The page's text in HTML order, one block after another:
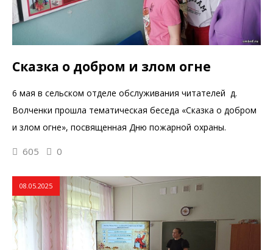
Сказка о добром и злом огне
6 мая в сельском отделе обслуживания читателей д.
Волченки прошла тематическая беседа «Сказка о добром
и злом огне», посвященная Дню пожарной охраны.
605 0
08.05.2025